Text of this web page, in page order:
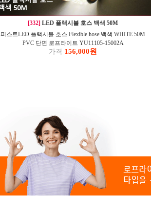
[332] LED 플랙시블 호스 백색 50M
퍼스트LED 플랙시블 호스 Flexible hose 백색 WHITE 50M
PVC 단면 로프라이트 YU11105-15002A
가격 156,000원